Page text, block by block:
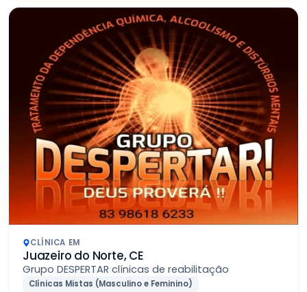
CLÍNICA EM
Juazeiro do Norte, CE
Grupo DESPERTAR clínicas de reabilitação
Clínicas Mistas (Masculino e Feminino)